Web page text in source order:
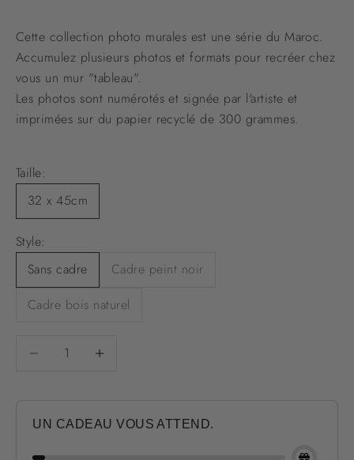
Cette collection photo murales est une série du Maroc.
Accumulez plusieurs photos et formats pour recréer chez
vous un mur "tableau".
Les photos sont numérotés et signée par l'artiste et
imprimées sur du papier recyclé de 300 grammes.
Taille:
32 x 45cm
Style:
Sans cadre
Cadre peint noir
Cadre bois naturel
Diminuer la quantitéDiminuer la quantité
UN CADEAU VOUS ATTEND.